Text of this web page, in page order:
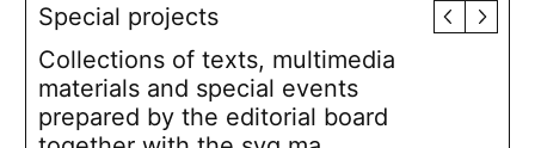
Special projects
Collections of texts, multimedia
materials and special events
prepared by the editorial board